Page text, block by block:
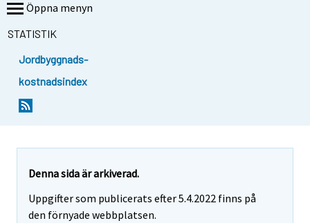
Öppna menyn
STATISTIK
Jordbyggnads-
kostnadsindex
Denna sida är arkiverad.
Uppgifter som publicerats efter 5.4.2022 finns på
den förnyade webbplatsen.